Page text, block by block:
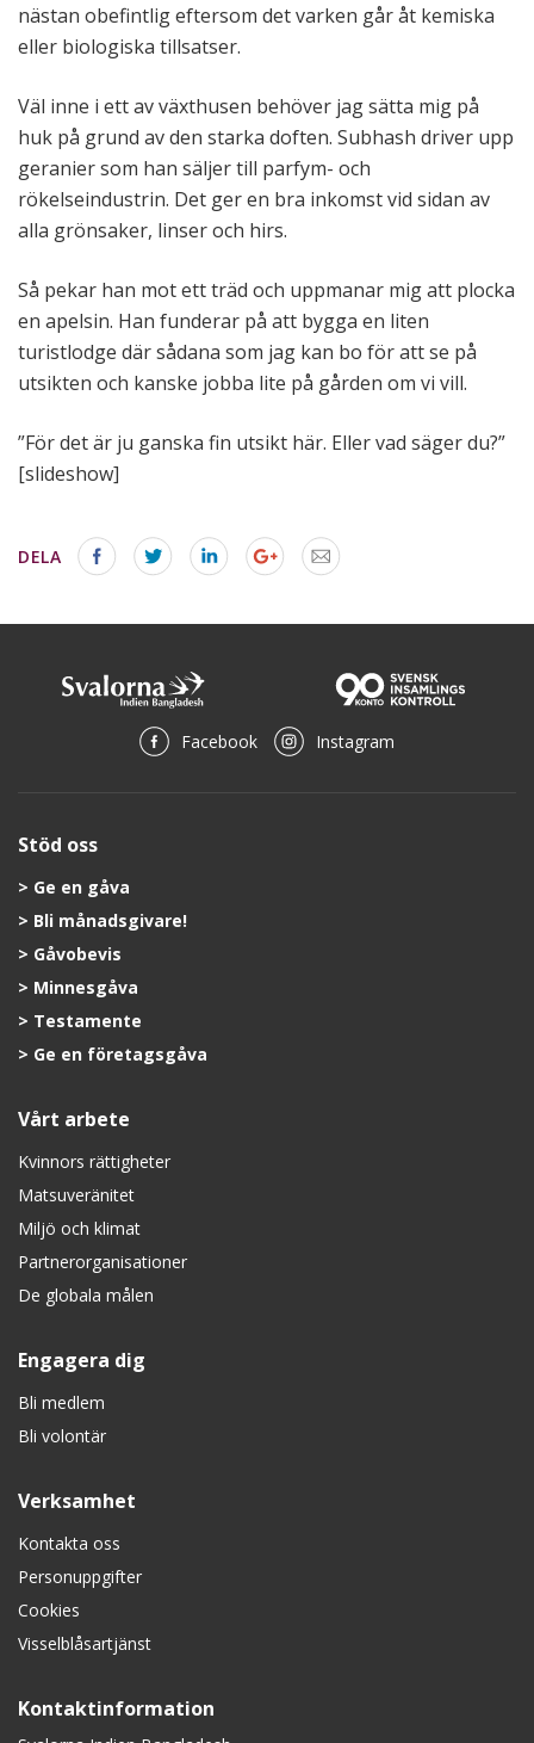
nästan obefintlig eftersom det varken går åt kemiska
eller biologiska tillsatser.
Väl inne i ett av växthusen behöver jag sätta mig på
huk på grund av den starka doften. Subhash driver upp
geranier som han säljer till parfym- och
rökelseindustrin. Det ger en bra inkomst vid sidan av
alla grönsaker, linser och hirs.
Så pekar han mot ett träd och uppmanar mig att plocka
en apelsin. Han funderar på att bygga en liten
turistlodge där sådana som jag kan bo för att se på
utsikten och kanske jobba lite på gården om vi vill.
”För det är ju ganska fin utsikt här. Eller vad säger du?”
[slideshow]
DELA
Facebook Instagram
Stöd oss
Ge en gåva
Bli månadsgivare!
Gåvobevis
Minnesgåva
Testamente
Ge en företagsgåva
Vårt arbete
Kvinnors rättigheter
Matsuveränitet
Miljö och klimat
Partnerorganisationer
De globala målen
Engagera dig
Bli medlem
Bli volontär
Verksamhet
Kontakta oss
Personuppgifter
Cookies
Visselblåsartjänst
Kontaktinformation